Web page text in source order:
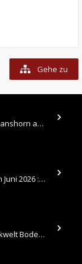
Gehe zu
Hallo , Im Juni veranstaltete die Autobau in Romanshorn auf ihrem Gelände ein kleines Youngtimertreffen : https://up.
​Hallo , Hier sind die Bilder vom Older Classics im Juni 2026 : https://up.picr.de/51155940wd.jpg https://up.pic
Hallo , Hier sind nun meine Bilder 2026er Klassikwelt Bodensee 😀 https://up.picr.de/51125547rb.jpg https://up.pi